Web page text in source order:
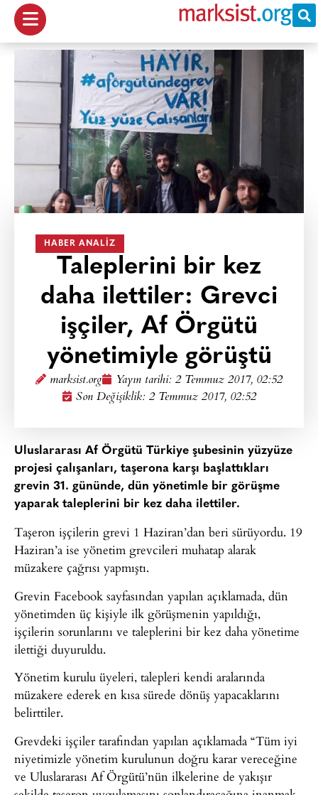
HABER ANALIZ
Taleplerini bir kez
daha ilettiler: Grevci
işçiler, Af Örgütü
yönetimiyle görüştü
marksist.org Yayın tarihi: 2 Temmuz 2017, 02:52
Son Değişiklik: 2 Temmuz 2017, 02:52
Uluslararası Af Örgütü Türkiye şubesinin yüzyüze
projesi çalışanları, taşerona karşı başlattıkları
grevin 31. gününde, dün yönetimle bir görüşme
yaparak taleplerini bir kez daha ilettiler.
Taşeron işçilerin grevi 1 Haziran’dan beri sürüyordu. 19
Haziran’a ise yönetim grevcileri muhatap alarak
müzakere çağrısı yapmıştı.
Grevin Facebook sayfasından yapılan açıklamada, dün
yönetimden üç kişiyle ilk görüşmenin yapıldığı,
işçilerin sorunlarını ve taleplerini bir kez daha yönetime
ilettiği duyuruldu.
Yönetim kurulu üyeleri, talepleri kendi aralarında
müzakere ederek en kısa sürede dönüş yapacaklarını
belirttiler.
Grevdeki işçiler tarafından yapılan açıklamada “Tüm iyi
niyetimizle yönetim kurulunun doğru karar vereceğine
ve Uluslararası Af Örgütü’nün ilkelerine de yakışır